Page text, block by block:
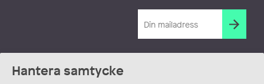
Hantera samtycke